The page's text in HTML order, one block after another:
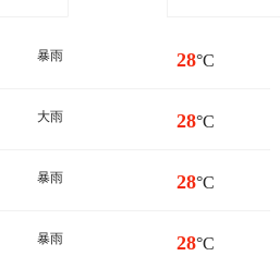
暴雨 28°C
大雨 28°C
暴雨 28°C
暴雨 28°C